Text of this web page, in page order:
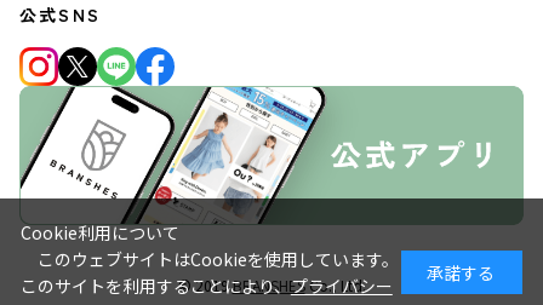
公式SNS
© 2019BRANSHESCo., Ltd.
Cookie利用について
このウェブサイトはCookieを使用しています。
このサイトを利用することにより、プライバシー
承諾する